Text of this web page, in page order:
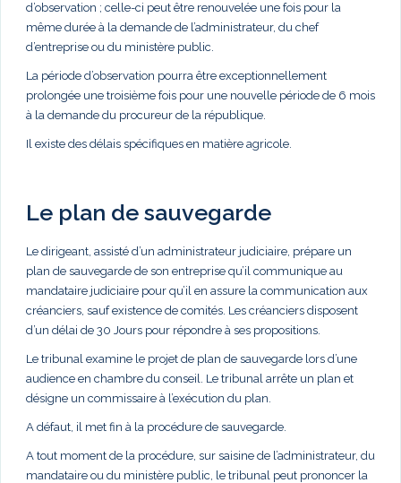
d’observation ; celle-ci peut être renouvelée une fois pour la
même durée à la demande de l’administrateur, du chef
d’entreprise ou du ministère public.
La période d’observation pourra être exceptionnellement
prolongée une troisième fois pour une nouvelle période de 6 mois
à la demande du procureur de la république.
Il existe des délais spécifiques en matière agricole.
Le plan de sauvegarde
Le dirigeant, assisté d’un administrateur judiciaire, prépare un
plan de sauvegarde de son entreprise qu’il communique au
mandataire judiciaire pour qu’il en assure la communication aux
créanciers, sauf existence de comités. Les créanciers disposent
d’un délai de 30 Jours pour répondre à ses propositions.
Le tribunal examine le projet de plan de sauvegarde lors d’une
audience en chambre du conseil. Le tribunal arrête un plan et
désigne un commissaire à l’exécution du plan.
A défaut, il met fin à la procédure de sauvegarde.
A tout moment de la procédure, sur saisine de l’administrateur, du
mandataire ou du ministère public, le tribunal peut prononcer la